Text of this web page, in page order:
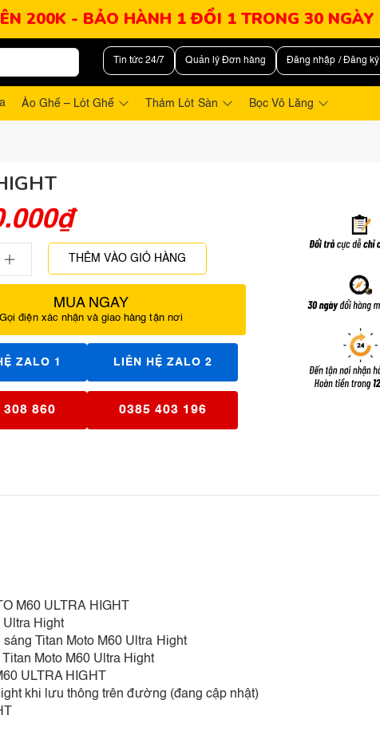
200K - BẢO HÀNH 1 ĐỔI 1 TRONG 30 NGÀY
Tin tức 24/7 Quản lý Đơn hàng Đăng nhập / Đăng ký
Áo Ghế – Lót Ghế Thảm Lót Sàn Bọc Vô Lăng
₫
THÊM VÀO GIỎ HÀNG
MUA NGAY
Gọi điện xác nhận và giao hàng tận nơi
ZALO 1 LIÊN HỆ ZALO 2
308 860 0385 403 196
M60 ULTRA HIGHT
Ultra Hight
Titan Moto M60 Ultra Hight
Moto M60 Ultra Hight
ULTRA HIGHT
khi lưu thông trên đường (đang cập nhật)